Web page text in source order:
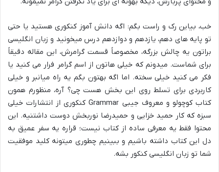
خب، بیاین رک و راست بگم: اگه دانش آموز کنکوری هستید یا حتی
تو پایه های دهم، یازدهم و دوازدهم درس میخونید و زبان انگلیسی
براتون یه چالش بزرگه، مخصوصاً قسمت گرامرش، این مقاله دقیقاً
برای شماست. میدونم که خیلی هاتون از اسم گرامر فرار می کنید یا
فکر می کنید خیلی سخته. اما اگه بهتون بگم یه راه میانبر و خیلی
کاربردی برای تسلط روی این بخش هست چی؟ آره، منظورم همون
کتاب کوچولو و معروف جیبی Grammar کنکوری از انتشارات خیلی
سبزه که کار حمید خزایی و حمیدرضا نوربخش دوست داشتنیه. این
محتوا فقط یه معرفی ساده از کتاب نیست؛ قراره یه سفر عمیق به
دل این کتاب داشته باشیم و ببینیم چطوری میتونه کلید موفقیت
شما تو زبان انگلیسی کنکور بشه.